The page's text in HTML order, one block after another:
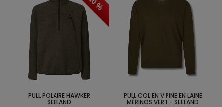
PULL POLAIRE HAWKER
SEELAND
PULL COL EN V PINE EN LAINE
MÉRINOS VERT - SEELAND